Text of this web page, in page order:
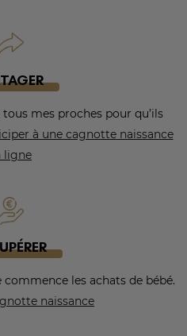
mes proches pour qu’ils
à une cagnotte naissance
ligne
commence les achats de bébé.
naissance